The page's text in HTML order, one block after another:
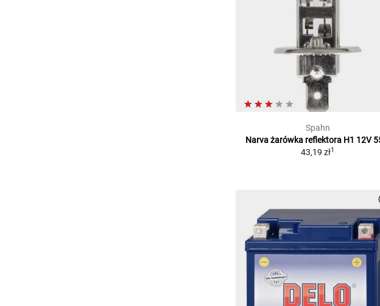
Spahn
Narva żarówka reflektora H1 12V
43,19 zł1